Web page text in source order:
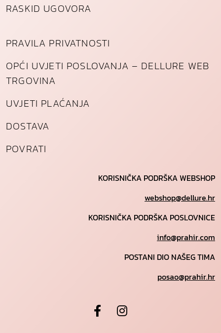
RASKID UGOVORA
PRAVILA PRIVATNOSTI
OPĆI UVJETI POSLOVANJA – DELLURE WEB
TRGOVINA
UVJETI PLAĆANJA
DOSTAVA
POVRATI
KORISNIČKA PODRŠKA WEBSHOP
webshop@dellure.hr
KORISNIČKA PODRŠKA POSLOVNICE
info@prahir.com
POSTANI DIO NAŠEG TIMA
posao@prahir.hr